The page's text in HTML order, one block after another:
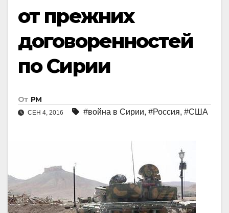
от прежних
договоренностей
по Сирии
От РМ
СЕН 4, 2016 #война в Сирии, #Россия, #США